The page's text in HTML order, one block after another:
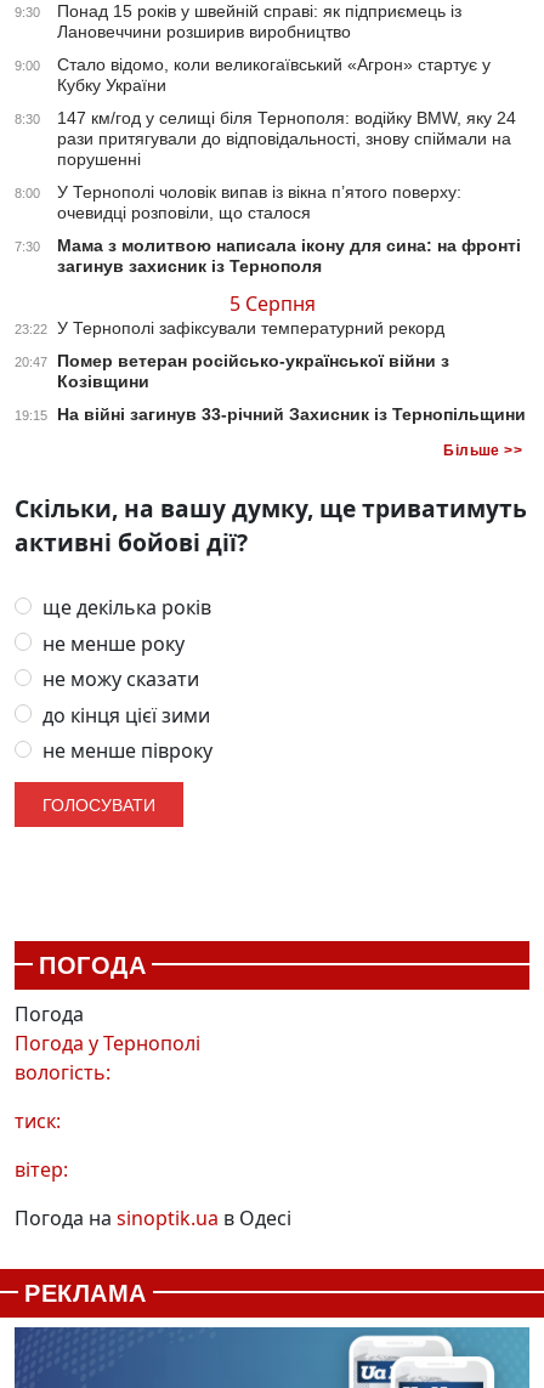
9:30
Понад 15 років у швейній справі: як підприємець із
Лановеччини розширив виробництво
9:00
Стало відомо, коли великогаївський «Агрон» стартує у
Кубку України
8:30
147 км/год у селищі біля Тернополя: водійку BMW, яку 24
рази притягували до відповідальності, знову спіймали на
порушенні
8:00
У Тернополі чоловік випав із вікна п’ятого поверху:
очевидці розповіли, що сталося
7:30
Мама з молитвою написала ікону для сина: на фронті
загинув захисник із Тернополя
5 Серпня
23:22 У Тернополі зафіксували температурний рекорд
20:47
Помер ветеран російсько-української війни з
Козівщини
19:15 На війні загинув 33-річний Захисник із Тернопільщини
Більше >>
Скільки, на вашу думку, ще триватимуть
активні бойові дії?
ще декілька років
не менше року
не можу сказати
до кінця цієї зими
не менше півроку
ПОГОДА
Погода
Погода уТернополі
вологість:
тиск:
вітер:
Погода на sinoptik.ua в Одесі
РЕКЛАМА